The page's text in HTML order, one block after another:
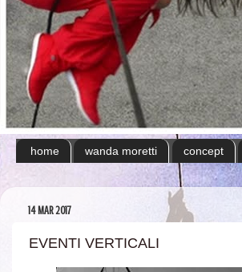
home wanda moretti concept
14 MAR 2017
EVENTI VERTICALI